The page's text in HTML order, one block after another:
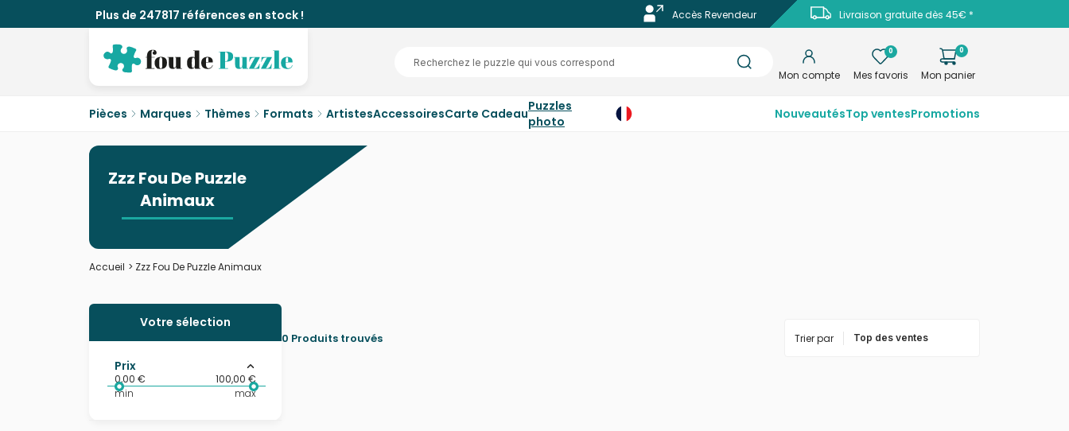
Plus de 247817 références en stock ! Livraison gratuite dès 45€ *
Accès Revendeur
Mon compte
0
Mes favoris
0
Mon panier
Pièces Marques Thèmes Formats ArtistesAccessoiresCarte CadeauPuzzles
photo
NouveautésTop ventesPromotions
Zzz Fou De Puzzle
Animaux
Accueil > Zzz Fou De Puzzle Animaux
0 Produits trouvés Trier par
Votre sélection
Prix
0,00 €
100,00 €
min
max